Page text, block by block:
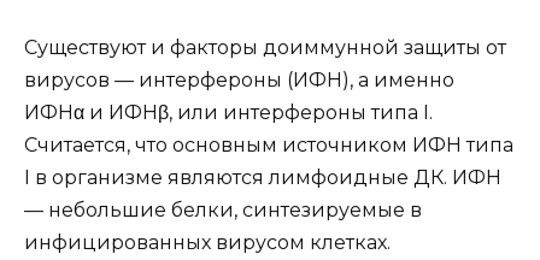
Существуют и факторы доиммунной защиты от
вирусов — интерфероны (ИФН), а именно
ИФНα и ИФНβ, или интерфероны типа I.
Считается, что основным источником ИФН типа
I в организме являются лимфоидные ДК. ИФН
— небольшие белки, синтезируемые в
инфицированных вирусом клетках.